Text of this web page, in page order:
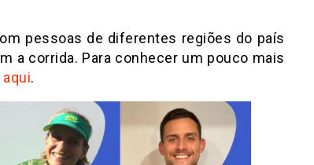
pessoas de diferentes regiões do país
a corrida. Para conhecer um pouco mais
aqui.